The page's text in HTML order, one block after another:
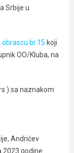
Srbije u
obrascu br.15 koji
OO/Kluba, na
) sa naznakom
Andrićev